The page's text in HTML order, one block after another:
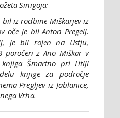
Sinigoja:
bil iz rodbine Miškarjev iz
oče je bil Anton Pregelj.
je bil rojen na Ustju,
poročen z Ano Miškar v
Šmartno pri Litiji
knjige za področje
Pregljev iz Jablanice,
Vrha.